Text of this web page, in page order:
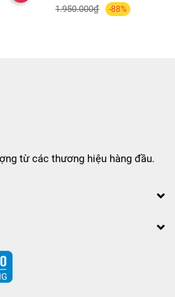
1.950.000₫ -88%
từ các thương hiệu hàng đầu.